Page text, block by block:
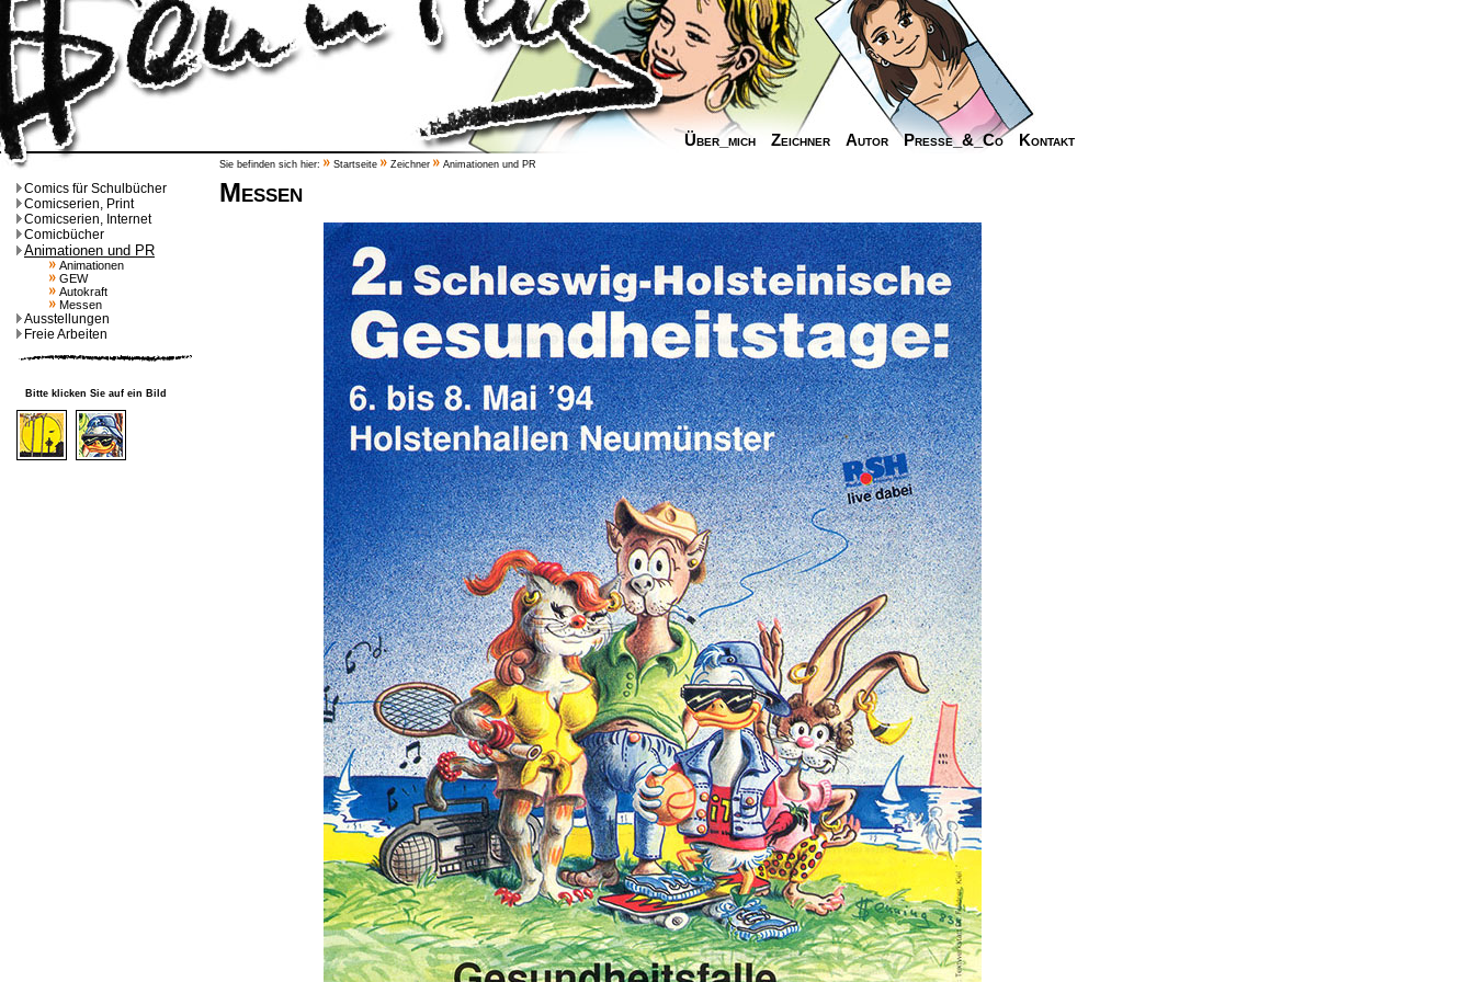
Über_mich Zeichner Autor Presse_&_Co Kontakt
Comics für Schulbücher
Comicserien, Print
Comicserien, Internet
Comicbücher
Animationen und PR
Animationen
GEW
Autokraft
Messen
Ausstellungen
Freie Arbeiten
Bitte klicken Sie auf ein Bild
Sie befinden sich hier: Startseite Zeichner Animationen und PR
Messen